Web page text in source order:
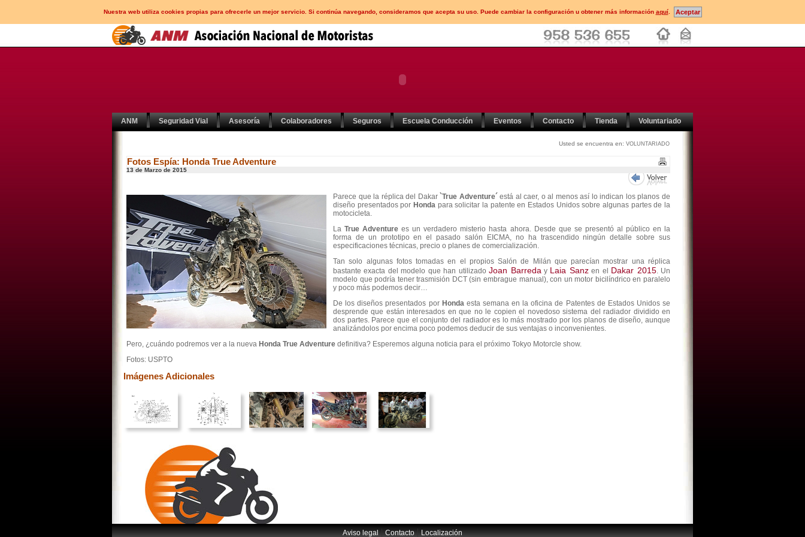
Nuestra web utiliza cookies propias para ofrecerle un mejor servicio. Si continúa navegando, consideramos que acepta su uso. Puede cambiar la configuración u obtener más información aquí.
ANM Seguridad Vial Asesoría Colaboradores Seguros Escuela Conducción Eventos Contacto Tienda Voluntariado
Usted se encuentra en: VOLUNTARIADO
Fotos Espía: Honda True Adventure
13 de Marzo de 2015
Parece que la réplica del Dakar `True Adventure´está al caer, o al menos así lo indican los planos de
diseño presentados por Honda para solicitar la patente en Estados Unidos sobre algunas partes de la
motocicleta.
La True Adventurees un verdadero misterio hasta ahora. Desde que se presentó al público en la
forma de un prototipo en el pasado salón EICMA, no ha trascendido ningún detalle sobre sus
especificaciones técnicas, precio o planes de comercialización.
Tan solo algunas fotos tomadas en el propios Salón de Milán que parecían mostrar una réplica
bastante exacta del modelo que han utilizadoJoan Barreday Laia Sanzen el Dakar 2015. Un
modelo que podría tener trasmisión DCT (sin embrague manual), con un motor bicilíndrico en paralelo
y poco más podemos decir…
De los diseños presentados por Honda esta semana en la oficina de Patentes de Estados Unidos se
desprende que están interesados en que no le copien el novedoso sistema del radiador dividido en
dos partes. Parece que el conjunto del radiador es lo más mostrado por los planos de diseño, aunque
analizándolos por encima poco podemos deducir de sus ventajas o inconvenientes.
Pero, ¿cuándo podremos ver a la nueva Honda True Adventure definitiva? Esperemos alguna noticia para el próximo Tokyo Motorcle show.
Fotos: USPTO
Imágenes Adicionales
Aviso legal|Contacto|Localización